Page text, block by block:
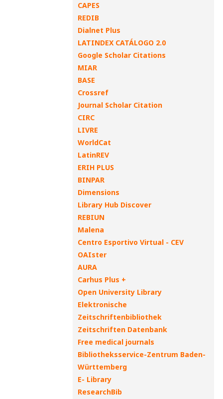
CAPES
REDIB
Dialnet Plus
LATINDEX CATÁLOGO 2.0
Google Scholar Citations
MIAR
BASE
Crossref
Journal Scholar Citation
CIRC
LIVRE
WorldCat
LatinREV
ERIH PLUS
BINPAR
Dimensions
Library Hub Discover
REBIUN
Malena
Centro Esportivo Virtual - CEV
OAIster
AURA
Carhus Plus +
Open University Library
Elektronische
Zeitschriftenbibliothek
Zeitschriften Datenbank
Free medical journals
Bibliotheksservice-Zentrum Baden-
Württemberg
E- Library
ResearchBib